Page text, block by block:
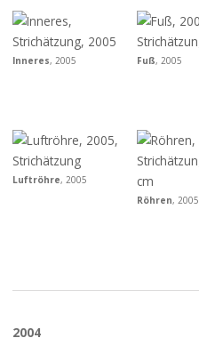
Inneres, 2005 Fuß, 2005
Luftröhre, 2005
Röhren, 2005
2004